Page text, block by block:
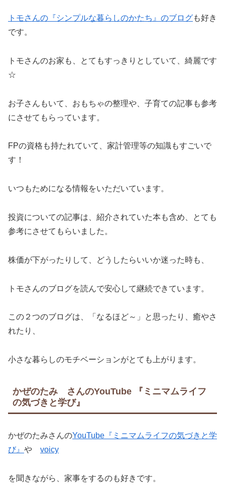
トモさんの『シンプルな暮らしのかたち』のブログも好き
です。
トモさんのお家も、とてもすっきりとしていて、綺麗です
☆
お子さんもいて、おもちゃの整理や、子育ての記事も参考
にさせてもらっています。
FPの資格も持たれていて、家計管理等の知識もすごいで
す！
いつもためになる情報をいただいています。
投資についての記事は、紹介されていた本も含め、とても
参考にさせてもらいました。
株価が下がったりして、どうしたらいいか迷った時も、
トモさんのブログを読んで安心して継続できています。
この２つのブログは、「なるほど～」と思ったり、癒やさ
れたり、
小さな暮らしのモチベーションがとても上がります。
かぜのたみ さんのYouTube 『ミニマムライフ
の気づきと学び』
かぜのたみさんのYouTube『ミニマムライフの気づきと学
び』 や voicy
を聞きながら、家事をするのも好きです。